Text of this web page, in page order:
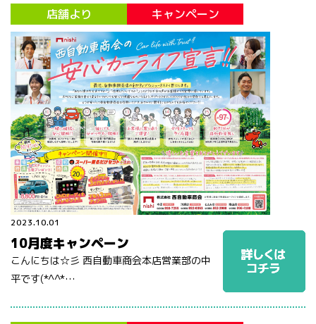
店舗より キャンペーン
2023.10.01
10月度キャンペーン
こんにちは☆彡 西自動車商会本店営業部の中
平です(*^^*…